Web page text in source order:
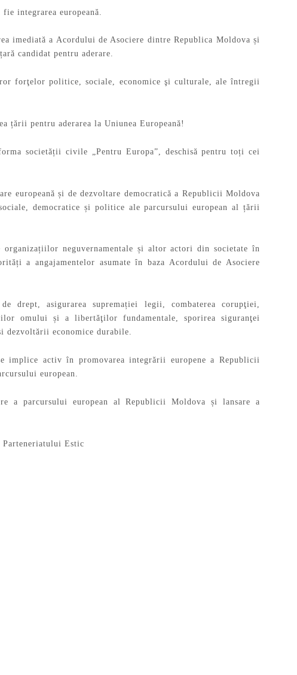
integrarea europeană.
imediată a Acordului de Asociere dintre Republica Moldova și
candidat pentru aderare.
forţelor politice, sociale, economice şi culturale, ale întregii
țării pentru aderarea la Uniunea Europeană!
societății civile „Pentru Europa”, deschisă pentru toți cei
europeană și de dezvoltare democratică a Republicii Moldova
democratice și politice ale parcursului european al țării
neguvernamentale și altor actori din societate în
a angajamentelor asumate în baza Acordului de Asociere
drept, asigurarea supremației legii, combaterea corupţiei,
omului și a libertăţilor fundamentale, sporirea siguranţei
dezvoltării economice durabile.
implice activ în promovarea integrării europene a Republicii
european.
a parcursului european al Republicii Moldova și lansare a
Estic